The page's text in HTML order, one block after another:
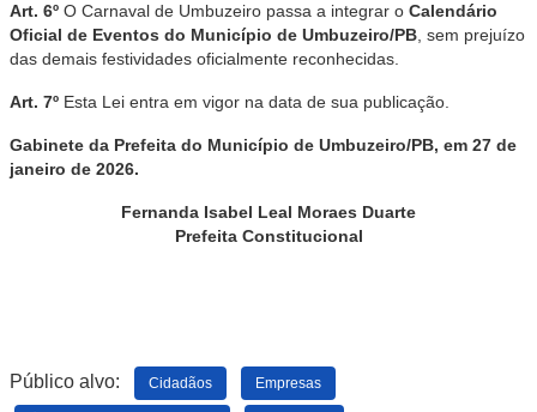
Art. 6º O Carnaval de Umbuzeiro passa a integrar o Calendário
Oficial de Eventos do Município de Umbuzeiro/PB , sem prejuízo
das demais festividades oficialmente reconhecidas.
Art. 7º Esta Lei entra em vigor na data de sua publicação.
Gabinete da Prefeita do Município de Umbuzeiro/PB, em 27 de
janeiro de 2026.
Fernanda Isabel Leal Moraes Duarte
Prefeita Constitucional
Público alvo: Cidadãos Empresas